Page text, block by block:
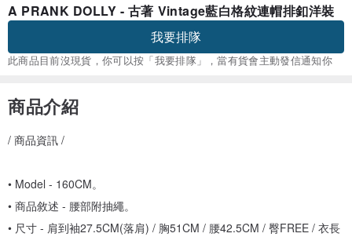
A PRANK DOLLY - 古著 Vintage藍白格紋連帽排釦洋裝
我要排隊
此商品目前沒現貨，你可以按「我要排隊」，當有貨會主動發信通知你
商品介紹
/ 商品資訊 /
• Model - 160CM。
• 商品敘述 - 腰部附抽繩。
• 尺寸 - 肩到袖27.5CM(落肩) / 胸51CM / 腰42.5CM / 臀FREE / 衣長